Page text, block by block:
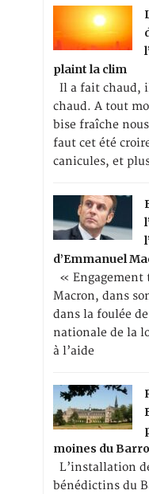
plaint la clim
Il a fait chaud,
chaud. A tout
bise fraîche
faut cet été
canicules, et
d’Emmanuel
« Engagement
Macron, dans
dans la foulée
nationale de la
à l’aide
moines du
L’installation
bénédictins du